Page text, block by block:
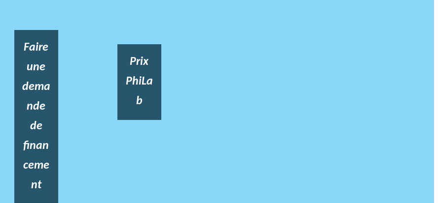
Faire
une
dema
nde
de
finan
ceme
nt
Prix
PhiLa
b